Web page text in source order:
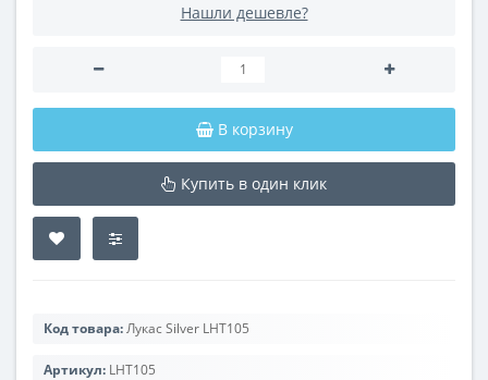
Нашли дешевле?
В корзину
Купить в один клик
Код товара:Лукас Silver LHT105
Артикул: LHT105